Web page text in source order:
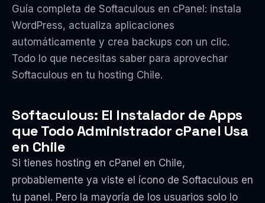
Guía completa de Softaculous en cPanel: instala
WordPress, actualiza aplicaciones
automáticamente y crea backups con un clic.
Todo lo que necesitas saber para aprovechar
Softaculous en tu hosting Chile.
Softaculous: El Instalador de Apps
que Todo Administrador cPanel Usa
en Chile
Si tienes hosting en cPanel en Chile,
probablemente ya viste el ícono de Softaculous en
tu panel. Pero la mayoría de los usuarios solo lo